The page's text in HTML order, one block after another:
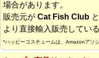
場合があります。
販売元が Cat Fish Club
より直接輸入販売してい
*ハッピーコスチュームは、Amazonアソ